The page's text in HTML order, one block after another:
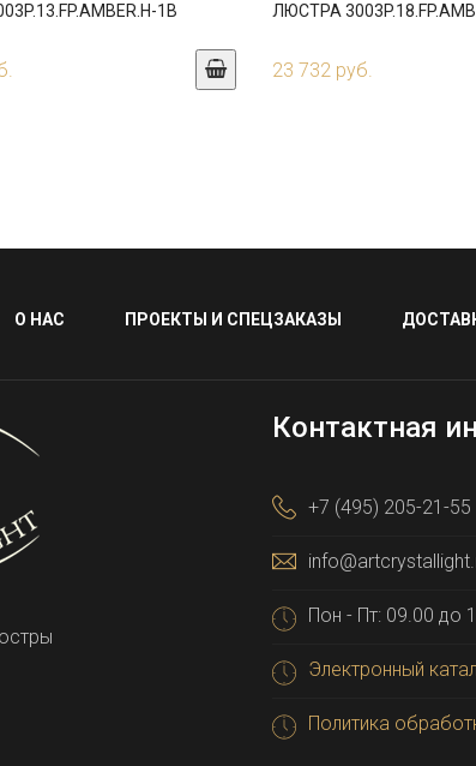
1B ЛЮСТРА
23 732 руб.
О НАС ПРОЕКТЫ И СПЕЦЗАКАЗЫ
Контактная
+7 (495) 205-21-55
Пон - Пт: 09.00 до
Электронный
Политика